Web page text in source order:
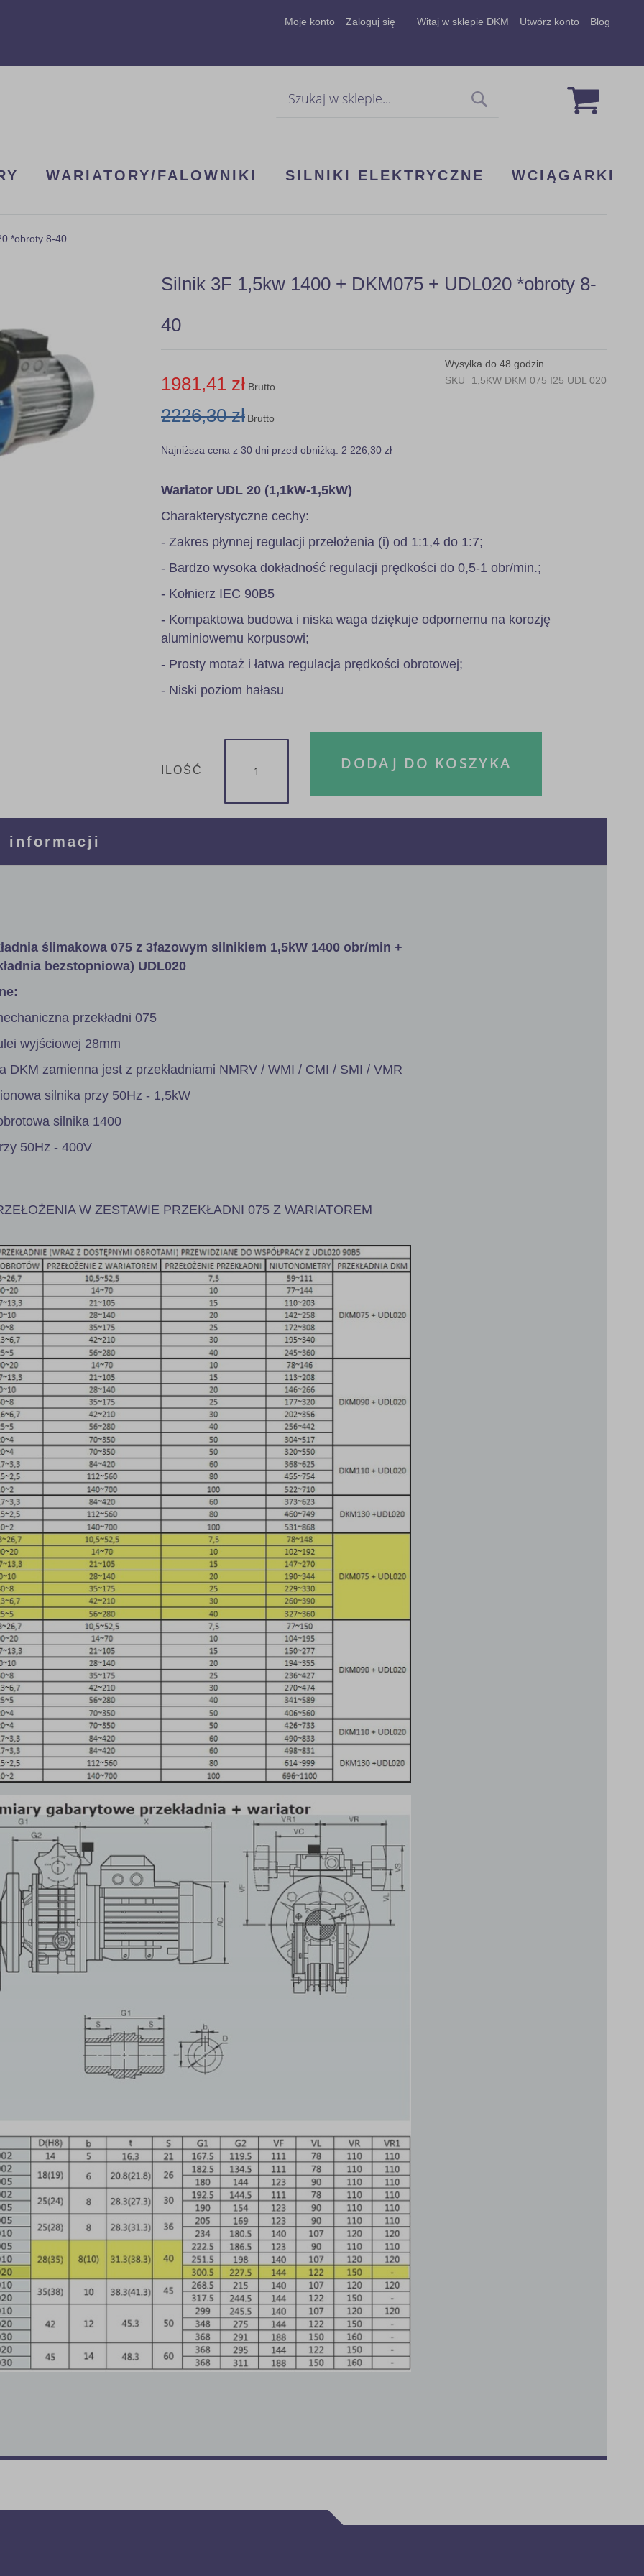
Moje konto Zaloguj się Witaj w sklepie DKM Utwórz konto Blog
Mój
WARIATORY/FALOWNIKI SILNIKI ELEKTRYCZNE WCIĄGARKI
*obroty 8-40
Silnik 3F 1,5kw 1400 + DKM075 + UDL020 *obroty 8-
40
Wysyłka do 48 godzin
SKU
1,5KW DKM 075 I25 UDL 020
1981,41 zł Brutto
2226,30 zł Brutto
Najniższa cena z 30 dni przed obniżką: 2 226,30 zł
Wariator UDL 20 (1,1kW-1,5kW)
Charakterystyczne cechy:
- Zakres płynnej regulacji przełożenia (i) od 1:1,4 do 1:7;
- Bardzo wysoka dokładność regulacji prędkości do 0,5-1 obr/min.;
- Kołnierz IEC 90B5
- Kompaktowa budowa i niska waga dziękuje odpornemu na korozję
aluminiowemu korpusowi;
- Prosty motaż i łatwa regulacja prędkości obrotowej;
- Niski poziom hałasu
ILOŚĆ DODAJ DO KOSZYKA
ślimakowa 075 z 3fazowym silnikiem 1,5kW 1400 obr/min +
bezstopniowa) UDL020
przekładni 075
wyjściowej 28mm
DKM zamienna jest z przekładniami NMRV / WMI / CMI / SMI / VMR
silnika przy 50Hz - 1,5kW
silnika 1400
50Hz - 400V
W ZESTAWIE PRZEKŁADNI 075 Z WARIATOREM
informacji